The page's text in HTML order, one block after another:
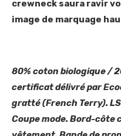
crewneck saura ravir
image de marquage
80% coton biologique /
certificat délivré par
gratté (French Terry).
Coupe mode. Bord-côte